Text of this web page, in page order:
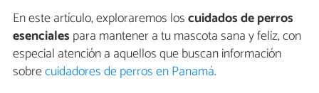
En este artículo, exploraremos loscuidados de perros
esenciales para mantener a tu mascota sana y feliz, con
especial atención a aquellos que buscan información
sobrecuidadores de perros en Panamá.